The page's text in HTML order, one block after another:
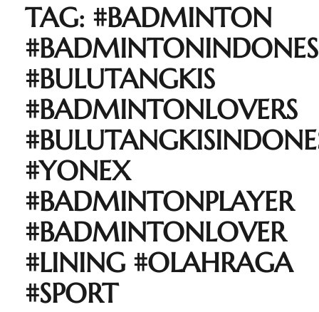
TAG: #BADMINTON
#BULUTANGKIS
#BADMINTONLOVERS
#YONEX
#BADMINTONPLAYER
#BADMINTONLOVER
#LINING #OLAHRAGA
#SPORT